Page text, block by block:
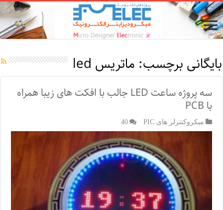
بایگانی برچسب: ماتریس led
سه پروژه ساعت LED جالب با افکت های زیبا همراه
با PCB
میکروکنترلر های PIC 40